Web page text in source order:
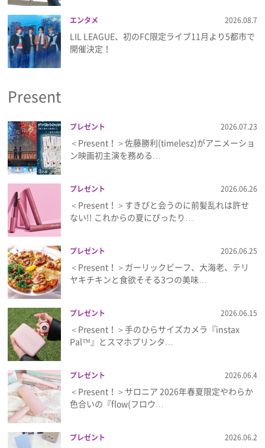
エンタメ 2026.08.7
LIL LEAGUE、初のFC限定ライブ11月より5都市で
開催決定！
Present
プレゼント 2026.07.23
＜Present！＞佐藤勝利(timelesz)がアニメーショ
ン映画初主演を務める…
プレゼント 2026.06.26
＜Present！＞すきぴと会うのに前髪乱れは許せ
ない!! これからの夏にぴったり…
プレゼント 2026.06.25
＜Present！＞ガーリックビーフ、大海老、テリ
ヤキチキンと食欲そそる3つの美味…
プレゼント 2026.06.15
＜Present！＞手のひらサイズカメラ『instax
Pal™』とスマホプリンタ…
プレゼント 2026.06.4
＜Present！＞サロニア 2026年春夏限定やわらか
色合いの『flow(フロウ…
プレゼント 2026.06.2